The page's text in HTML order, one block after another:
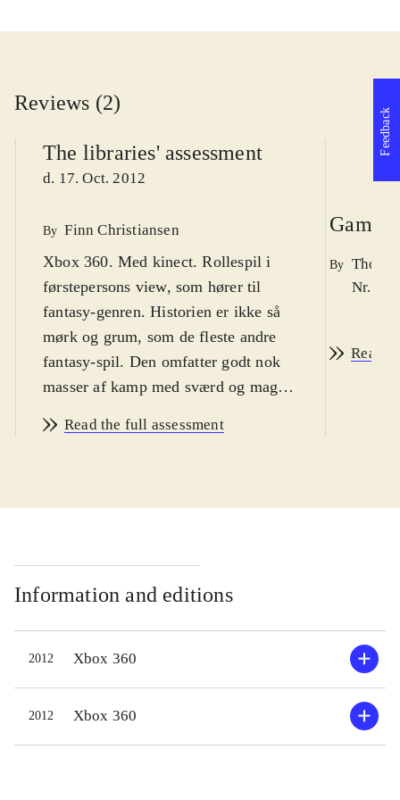
Reviews (2)
The libraries' assessment
d. 17. Oct. 2012
By Finn Christiansen
Xbox 360. Med kinect. Rollespil i
førstepersons view, som hører til
fantasy-genren. Historien er ikke så
mørk og grum, som de fleste andre
fantasy-spil. Den omfatter godt nok
masser af kamp med sværd og magi,
begrænset og relativ ublodig. Spillet
samt ikoner for grimt sprog og vold.
verdenen Albion, hvor de tre tidligere
Fable-spil også er foregået. Der er
det første spil i Fable-serien. Det er
dermed en helt uafhængig
fortsættelse, som har den unge mand,
Gabriel, i hovedrollen. Han er en
Read the full assessment
Game
By
Nr.
Read
Information and editions
2012 Xbox 360
2012 Xbox 360
Feedback